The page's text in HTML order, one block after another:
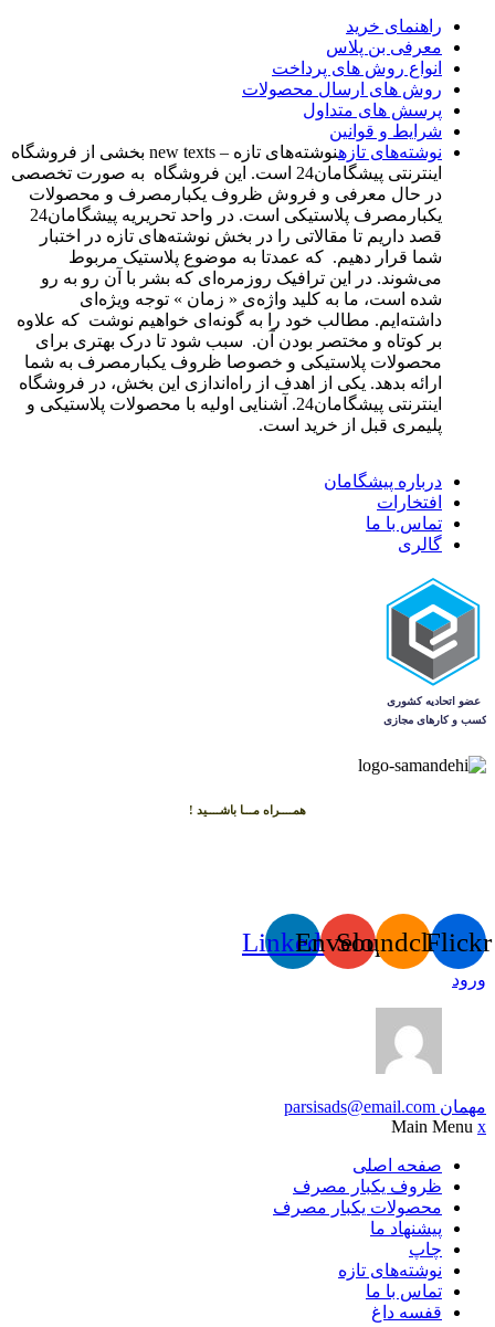
راهنمای خرید
معرفی بن پلاس
انواع روش های پرداخت
روش های ارسال محصولات
پرسش های متداول
شرایط و قوانین
نوشته‌های تازه
نوشته‌های تازه – new texts بخشی از فروشگاه
اینترنتی پیشگامان24 است. این فروشگاه به صورت تخصصی
در حال معرفی و فروش ظروف یکبارمصرف و محصولات
قصد داریم تا مقالاتی را در بخش نوشته‌های تازه در اختبار
شما قرار دهیم. که عمدتا به موضوع پلاستیک مربوط
می‌شوند. در این ترافیک روزمره‌ای که بشر با آن رو به رو
شده است، ما به کلید واژه‌ی « زمان » توجه ویژه‌ای
داشته‌ایم. مطالب خود را به گونه‌ای خواهیم نوشت که علاوه
بر کوتاه و مختصر بودن آن. سبب شود تا درک بهتری برای
محصولات پلاستیکی و خصوصا ظروف یکبارمصرف به شما
ارائه بدهد. یکی از اهدف از راه‌اندازی این بخش، در فروشگاه
اینترنتی پیشگامان24. آشنایی اولیه با محصولات پلاستیکی و
پلیمری قبل از خرید است.
درباره پیشگامان
افتخارات
تماس با ما
گالری
همــــراه مـــا باشــــید !
Flickr
Soundcloud
Envelope
Linkedin
ورود
مهمان parsisads@email.com
Main Menu x
صفحه اصلی
ظروف یکبار مصرف
محصولات یکبار مصرف
پیشنهاد ما
چاپ
نوشته‌های تازه
تماس با ما
قفسه داغ